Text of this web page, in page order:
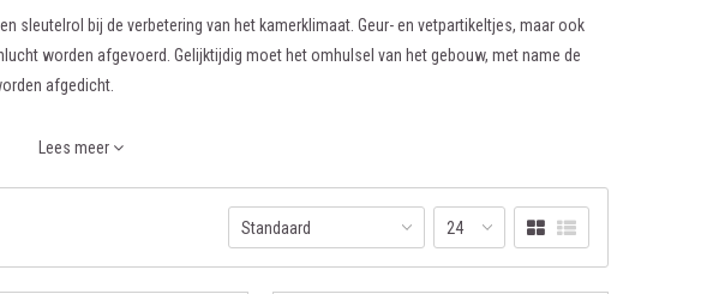
sleutelrol bij de verbetering van het kamerklimaat. Geur- en vetpartikeltjes, maar ook
worden afgevoerd. Gelijktijdig moet het omhulsel van het gebouw, met name de
afgedicht.
THERMOBOX zich duidelijk van de voor muurdoorvoerunits gebruikelijke isolatie -
isolatiewerking. Bovendien worden ongewenste trillingen en klepper geluiden als
Lees meer
Standaard 24